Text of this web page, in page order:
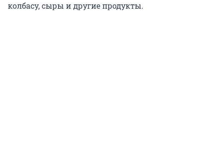
колбасу, сыры и другие продукты.